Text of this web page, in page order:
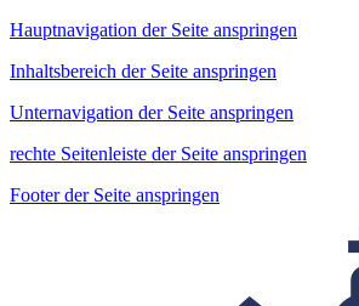
Hauptnavigation der Seite anspringen
Inhaltsbereich der Seite anspringen
Unternavigation der Seite anspringen
rechte Seitenleiste der Seite anspringen
Footer der Seite anspringen